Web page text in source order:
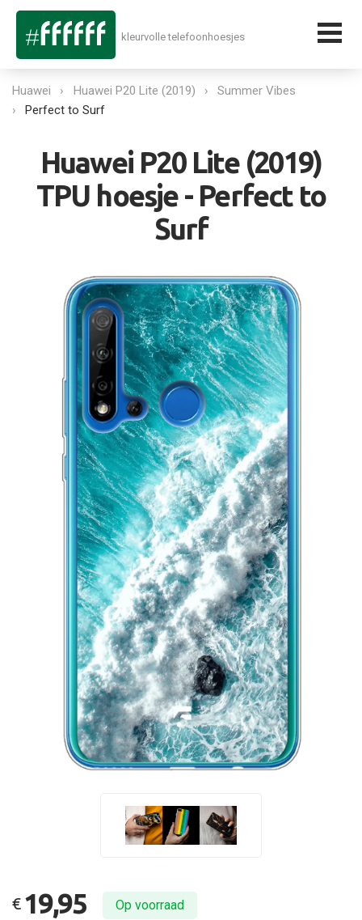
kleurvolle telefoonhoesjes
Huawei Huawei P20 Lite (2019)
Summer Vibes
Perfect to Surf
Huawei P20 Lite (2019)
TPU hoesje - Perfect to
Surf
€ 19,95 Op voorraad